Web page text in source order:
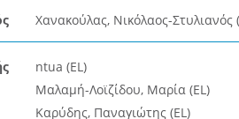
Χανακούλας, Νικόλαος-Στυλιανός
ntua (EL)
Μαλαμή-Λοϊζίδου, Μαρία (EL)
Καρύδης, Παναγιώτης (EL)